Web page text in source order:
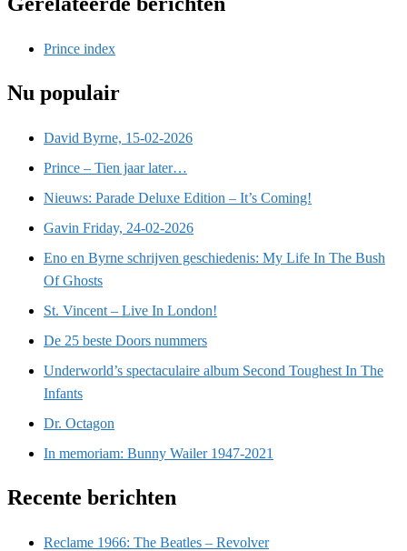
Prince index
Nu populair
David Byrne, 15-02-2026
Prince – Tien jaar later…
Nieuws: Parade Deluxe Edition – It’s Coming!
Gavin Friday, 24-02-2026
Eno en Byrne schrijven geschiedenis: My Life In The Bush
Of Ghosts
St. Vincent – Live In London!
De 25 beste Doors nummers
Underworld’s spectaculaire album Second Toughest In The
Infants
Dr. Octagon
In memoriam: Bunny Wailer 1947-2021
Recente berichten
Reclame 1966: The Beatles – Revolver